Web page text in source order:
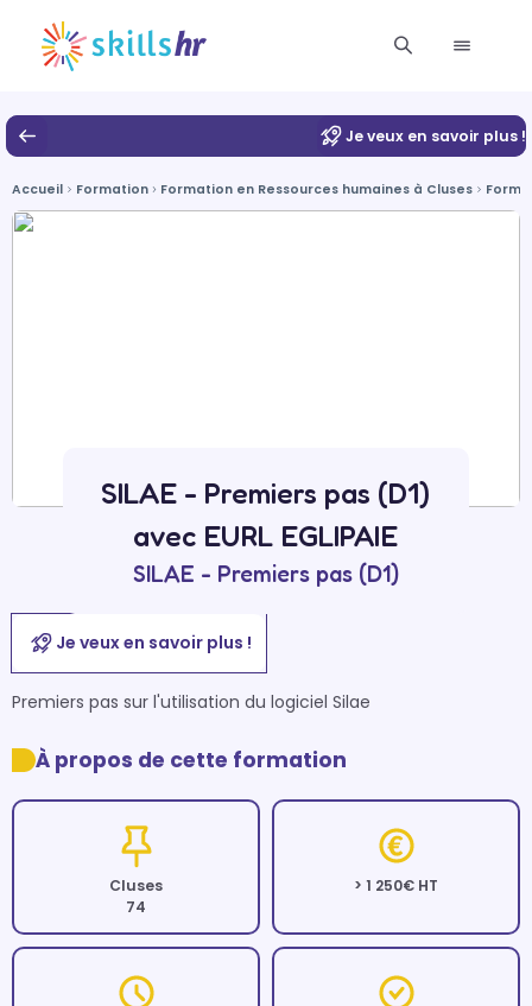
Je veux en savoir plus !
Accueil Formation Formation en Ressources humaines à Cluses
SILAE - Premiers pas (D1)
avec EURL EGLIPAIE
SILAE - Premiers pas (D1)
Je veux en savoir plus !
Premiers pas sur l'utilisation du logiciel Silae
À propos de cette formation
Cluses
74
> 1 250€ HT